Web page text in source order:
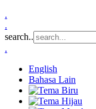
.
.
search..
.
English
Bahasa Lain